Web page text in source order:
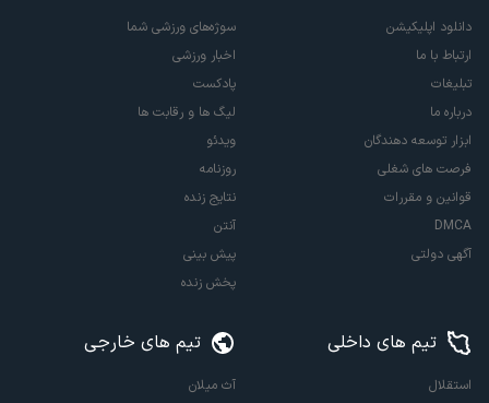
دانلود اپلیکیشن
ارتباط با ما
تبلیغات
درباره ما
ابزار توسعه دهندگان
فرصت های شغلی
قوانین و مقررات
DMCA
آگهی دولتی
سوژه‌های ورزشی شما
اخبار ورزشی
پادکست
لیگ ها و رقابت ها
ویدئو
روزنامه
نتایج زنده
آنتن
پیش بینی
پخش زنده
تیم های داخلی
استقلال
تیم های خارجی
آث میلان